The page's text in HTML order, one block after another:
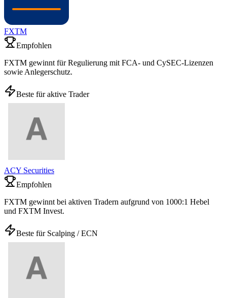
FXTM
Empfohlen
FXTM gewinnt für Regulierung mit FCA- und CySEC-Lizenzen
sowie Anlegerschutz.
Beste für aktive Trader
ACY Securities
Empfohlen
FXTM gewinnt bei aktiven Tradern aufgrund von 1000:1 Hebel
und FXTM Invest.
Beste für Scalping / ECN